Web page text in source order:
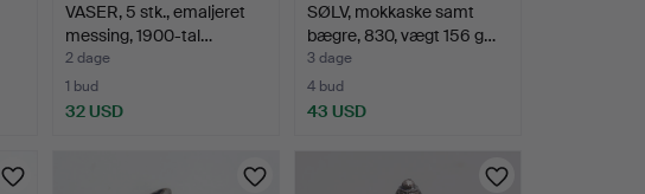
VASER, 5 stk., emaljeret
messing, 1900-tal…
2 dage
1 bud
32 USD
SØLV, mokkaske samt
bægre, 830, vægt 156 g…
3 dage
4 bud
43 USD